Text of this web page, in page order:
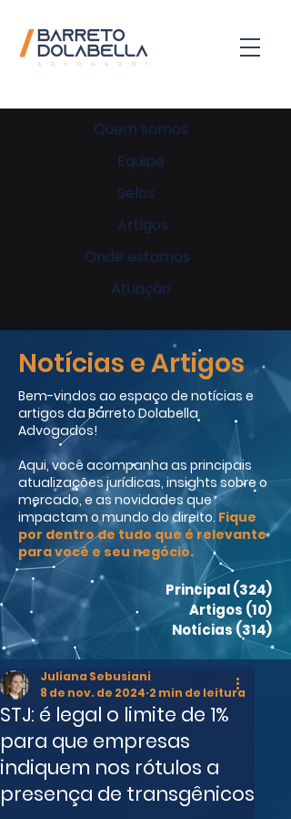
Atuação
Quem somos
Equipe
Selos
Artigos
Onde estamos
Notícias e Artigos
Bem-vindos ao espaço de notícias e
artigos da Barreto Dolabella
Advogados!
Aqui, você acompanha as principais
atualizações jurídicas, insights sobre o
mercado, e as novidades que
impactam o mundo do direito. Fique
por dentro de tudo que é relevante
para você e seu negócio.
Principal(324)
Artigos (10)
Notícias (314)
STJ: é legal o limite de 1%
para que empresas
indiquem nos rótulos a
presença de transgênicos
Juliana Sebusiani
8 de nov. de 2024 2 min de leitura